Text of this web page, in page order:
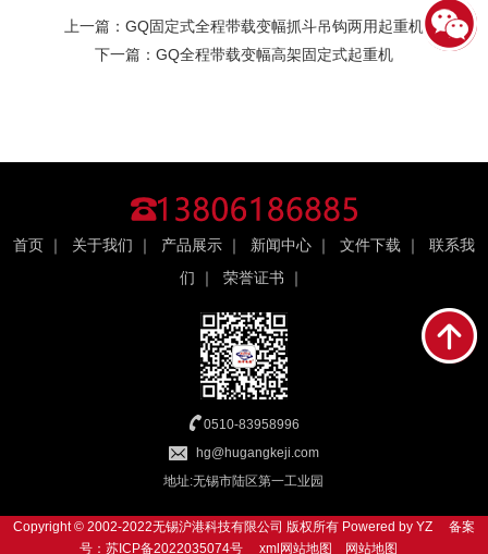
上一篇： GQ固定式全程带载变幅抓斗吊钩两用起重机
下一篇： GQ全程带载变幅高架固定式起重机
首页｜ 关于我们 ｜ 产品展示｜ 新闻中心｜ 文件下载 ｜ 联系我
们 ｜ 荣誉证书 ｜
0510-83958996
hg@hugangkeji.com
地址:无锡市陆区第一工业园
Copyright © 2002-2022无锡沪港科技有限公司 版权所有Powered by YZ
备案
号：苏ICP备2022035074号 xml网站地图 网站地图